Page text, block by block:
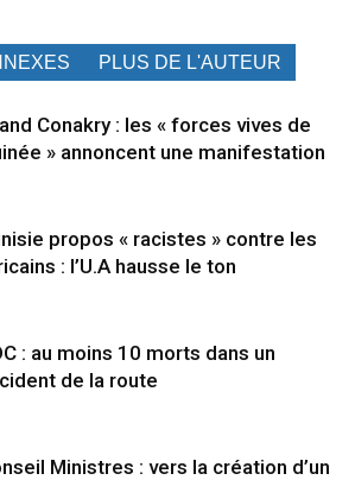
PLUS DE L'AUTEUR
Conakry : les « forces vives de
» annoncent une manifestation
propos « racistes » contre les
: l’U.A hausse le ton
: au moins 10 morts dans un
de la route
Ministres : vers la création d’un